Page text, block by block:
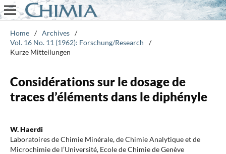
Home / Archives /
Vol. 16 No. 11 (1962): Forschung/Research
/
Kurze Mitteilungen
Considérations sur le dosage de
traces d’éléments dans le diphényle
W. Haerdi
Laboratoires de Chimie Minérale, de Chimie Analytique et de
Microchimie de l’Université, Ecole de Chimie de Genève